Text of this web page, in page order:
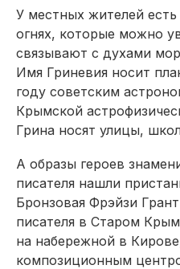
У местных жителей
огнях, которые можно
связывают с духами
Имя Гриневия носит
году советским
Крымской
Грина носят улицы,
А образы героев
писателя нашли
Бронзовая Фрэйзи
писателя в Старом
на набережной в
композиционным